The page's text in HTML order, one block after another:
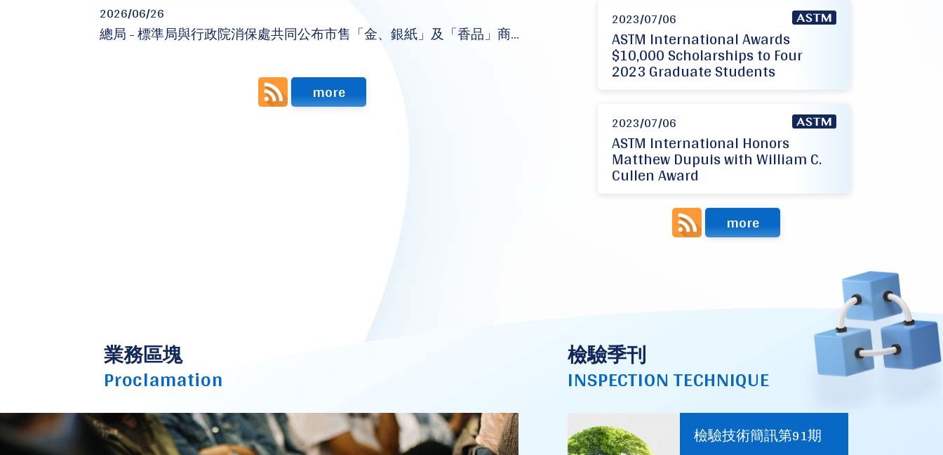
2026/06/26
總局 - 標準局與行政院消保處共同公布市售「金、銀紙」及「香品」商品檢測結果
more
2023/07/06
ASTM International Awards
$10,000 Scholarships to Four
2023 Graduate Students
2023/07/06
ASTM International Honors
Matthew Dupuis with William C.
Cullen Award
more
業務區塊
Proclamation
檢驗季刊
INSPECTION TECHNIQUE
檢驗技術簡訊第91期